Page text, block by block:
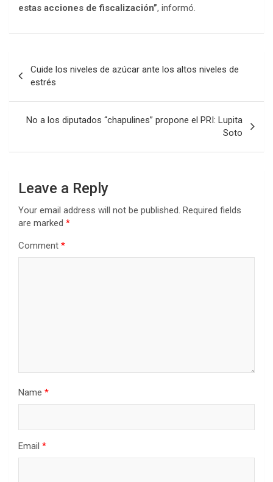
estas acciones de fiscalización”, informó.
navigation
Cuide los niveles de azúcar ante los altos niveles de
estrés
No a los diputados “chapulines” propone el PRI: Lupita
Soto
Leave a Reply
Your email address will not be published. Required fields
are marked *
Comment *
Name *
Email *